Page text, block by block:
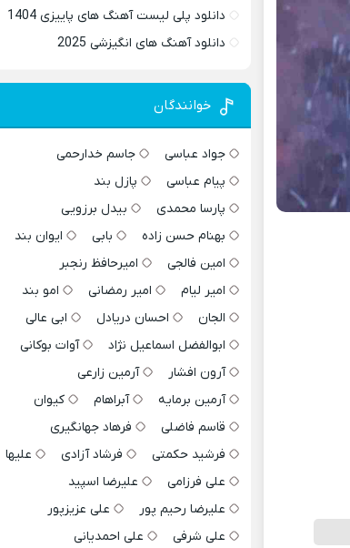
دانلود پلی لیست آهنگ های پاییزی 1404
دانلود آهنگ های انگیزشی 2025
خوانندگان
جواد عباسی
جاسم خدارحمی
پیام عباسی
پازل بند
پارسا محمدی
بیدل برزویی
بهنام حسن زاده
بابی
ایوان بند
امین فالجی
امیرحافظ رنجبر
امیر لیام
امیر رمضانی
امو بند
الجان
احسان دریادل
ابی عالی
ابوالفضل اسماعیل نژاد
آوات بوکانی
آرون افشار
آرمین زارعی
آرمین برمایه
آبراهام
کیوان
قاسم فاضلی
فرهاد جهانگیری
فرشید حکمتی
فرشاد آزادی
علیها
علی فرزامی
علیرضا اسپید
علیرضا رحیم پور
علی عزیزپور
علی شرفی
علی احمدیانی